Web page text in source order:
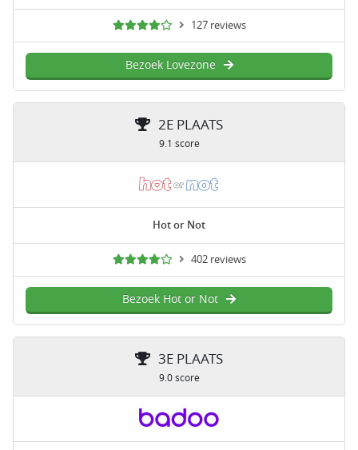
127 reviews
Bezoek Lovezone
2E PLAATS
9.1 score
Hot or Not
402 reviews
Bezoek Hot or Not
3E PLAATS
9.0 score